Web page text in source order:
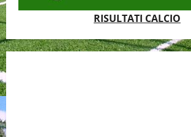
RISULTATI CALCIO